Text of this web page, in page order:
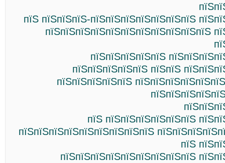
пїЅ пїЅпїЅпїЅ-пїЅпїЅпїЅпїЅпїЅпїЅпїЅ
пїЅпїЅпїЅпїЅпїЅпїЅпїЅпїЅпїЅпїЅпїЅ
пїЅпїЅпїЅпїЅпїЅ
пїЅпїЅпїЅпїЅпїЅ пїЅпїЅ
пїЅпїЅпїЅпїЅпїЅ
пїЅ пїЅпїЅпїЅпїЅпїЅпїЅ
пїЅпїЅпїЅпїЅпїЅпїЅпїЅпїЅпїЅ
пїЅ
пїЅпїЅпїЅпїЅпїЅпїЅпїЅпїЅпїЅ